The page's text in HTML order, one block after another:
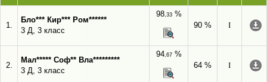
1.
Бло*** Кир*** Ром******
3 Д, 3 класс
98,33%
90 %
I
2.
Мал***** Соф** Вла*********
3 Д, 3 класс
94,67%
64 %
I